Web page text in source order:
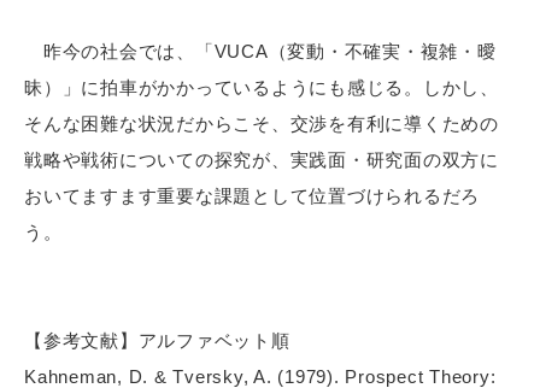
昨今の社会では、「VUCA（変動・不確実・複雑・曖
昧）」に拍車がかかっているようにも感じる。しかし、
そんな困難な状況だからこそ、交渉を有利に導くための
戦略や戦術についての探究が、実践面・研究面の双方に
おいてますます重要な課題として位置づけられるだろ
う。
【参考文献】アルファベット順
Kahneman, D. & Tversky, A. (1979). Prospect Theory: